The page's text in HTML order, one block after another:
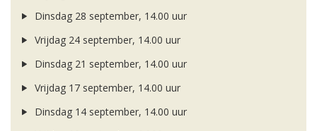
Dinsdag 28 september, 14.00 uur
Vrijdag 24 september, 14.00 uur
Dinsdag 21 september, 14.00 uur
Vrijdag 17 september, 14.00 uur
Dinsdag 14 september, 14.00 uur